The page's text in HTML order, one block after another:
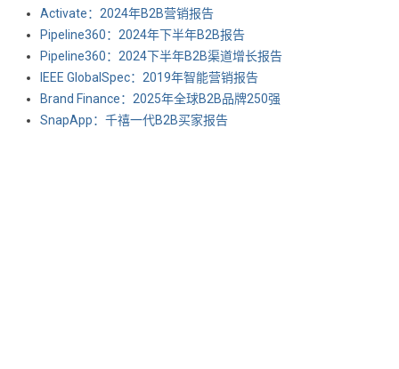
Activate：2024年B2B营销报告
Pipeline360：2024年下半年B2B报告
Pipeline360：2024下半年B2B渠道增长报告
IEEE GlobalSpec：2019年智能营销报告
Brand Finance：2025年全球B2B品牌250强
SnapApp：千禧一代B2B买家报告